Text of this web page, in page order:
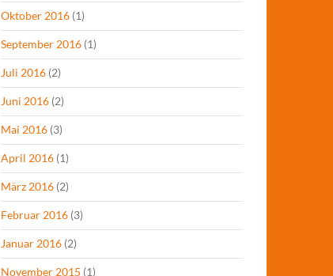
Oktober 2016 (1)
September 2016 (1)
Juli 2016 (2)
Juni 2016 (2)
Mai 2016 (3)
April 2016 (1)
März 2016 (2)
Februar 2016 (3)
Januar 2016 (2)
November 2015 (1)